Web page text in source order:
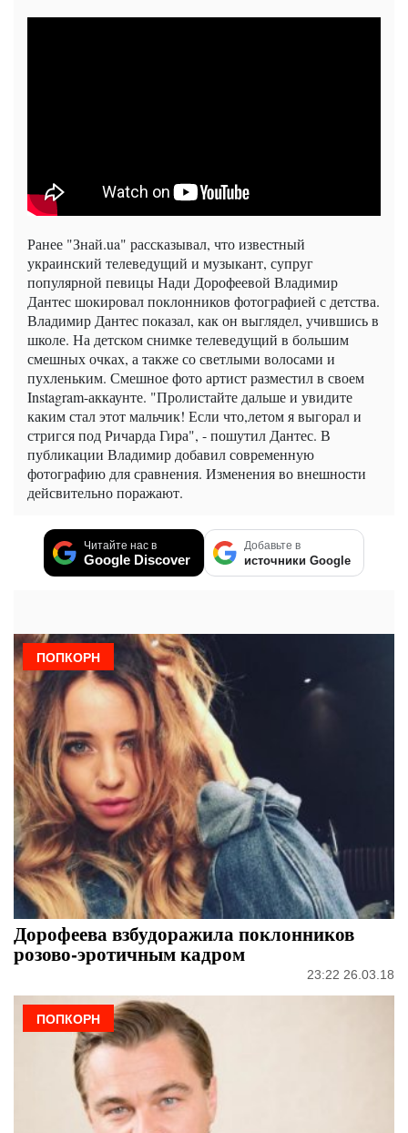
Ранее "Знай.ua" рассказывал, что известный
украинский телеведущий и музыкант, супруг
популярной певицы Нади Дорофеевой Владимир
Дантес шокировал поклонников фотографией с детства.
Владимир Дантес показал, как он выглядел, учившись в
школе. На детском снимке телеведущий в большим
смешных очках, а также со светлыми волосами и
пухленьким. Смешное фото артист разместил в своем
Instagram-аккаунте. "Пролистайте дальше и увидите
каким стал этот мальчик! Если что,летом я выгорал и
стригся под Ричарда Гира", - пошутил Дантес. В
публикации Владимир добавил современную
фотографию для сравнения. Изменения во внешности
дейсвительно поражают.
Читайте нас в
Google Discover
Добавьте в
источники Google
ПОПКОРН
Дорофеева взбудоражила поклонников
розово-эротичным кадром
23:22 26.03.18
ПОПКОРН